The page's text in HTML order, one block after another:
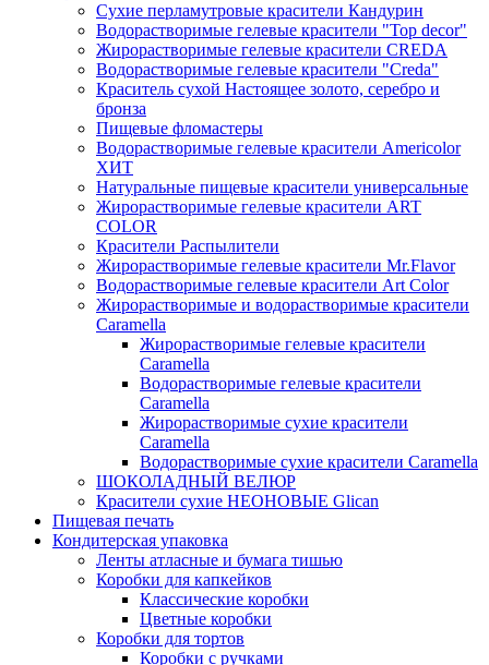
Сухие перламутровые красители Кандурин
Водорастворимые гелевые красители "Top decor"
Жирорастворимые гелевые красители CREDA
Водорастворимые гелевые красители "Creda"
Краситель сухой Настоящее золото, серебро и
бронза
Пищевые фломастеры
Водорастворимые гелевые красители Americolor
ХИТ
Натуральные пищевые красители универсальные
Жирорастворимые гелевые красители ART
COLOR
Красители Распылители
Жирорастворимые гелевые красители Mr.Flavor
Водорастворимые гелевые красители Art Color
Жирорастворимые и водорастворимые красители
Caramella
Жирорастворимые гелевые красители
Caramella
Водорастворимые гелевые красители
Caramella
Жирорастворимые сухие красители
Caramella
Водорастворимые сухие красители Caramella
ШОКОЛАДНЫЙ ВЕЛЮР
Красители сухие НЕОНОВЫЕ Glican
Пищевая печать
Кондитерская упаковка
Ленты атласные и бумага тишью
Коробки для капкейков
Классические коробки
Цветные коробки
Коробки для тортов
Коробки с ручками